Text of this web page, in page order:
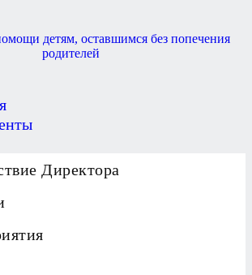
Директора